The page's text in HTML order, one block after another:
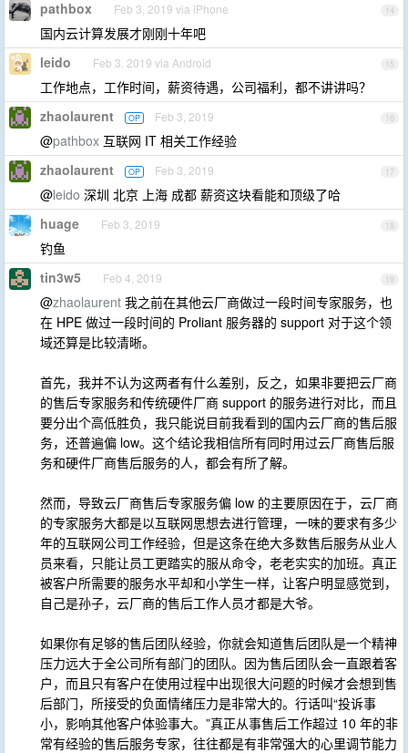
14
pathbox Feb 3, 2019 via iPhone
国内云计算发展才刚刚十年吧
15
leido Feb 3, 2019 via Android
工作地点，工作时间，薪资待遇，公司福利，都不讲讲吗？
16
zhaolaurent OP Feb 3, 2019
@pathbox 互联网 IT 相关工作经验
17
zhaolaurent OP Feb 3, 2019
@leido 深圳 北京 上海 成都 薪资这块看能和顶级了哈
18
huage Feb 3, 2019
钓鱼
19
tin3w5 Feb 4, 2019
@zhaolaurent 我之前在其他云厂商做过一段时间专家服务，也
在 HPE 做过一段时间的 Proliant 服务器的 support 对于这个领
域还算是比较清晰。
首先，我并不认为这两者有什么差别，反之，如果非要把云厂商
的售后专家服务和传统硬件厂商 support 的服务进行对比，而且
要分出个高低胜负，我只能说目前我看到的国内云厂商的售后服
务，还普遍偏 low。这个结论我相信所有同时用过云厂商售后服
务和硬件厂商售后服务的人，都会有所了解。
然而，导致云厂商售后专家服务偏 low 的主要原因在于，云厂商
的专家服务大都是以互联网思想去进行管理，一味的要求有多少
年的互联网公司工作经验，但是这条在绝大多数售后服务从业人
员来看，只能让员工更踏实的服从命令，老老实实的加班。真正
被客户所需要的服务水平却和小学生一样，让客户明显感觉到，
自己是孙子，云厂商的售后工作人员才都是大爷。
如果你有足够的售后团队经验，你就会知道售后团队是一个精神
压力远大于全公司所有部门的团队。因为售后团队会一直跟着客
户，而且只有客户在使用过程中出现很大问题的时候才会想到售
后部门，所接受的负面情绪压力是非常大的。行话叫“投诉事
小，影响其他客户体验事大。”真正从事售后工作超过 10 年的非
常有经验的售后服务专家，往往都是有非常强大的心里调节能力